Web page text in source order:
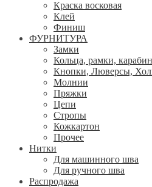
Краска восковая
Клей
Финиш
ФУРНИТУРА
Замки
Кольца, рамки,
Кнопки, Люверсы,
Молнии
Пряжки
Цепи
Стропы
Кожкартон
Прочее
Нитки
Для машинного шва
Для ручного шва
Распродажа